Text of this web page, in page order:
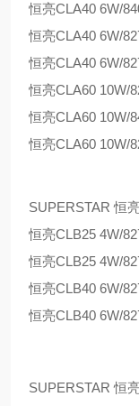
恒亮CLA40 6W/
恒亮CLA40 6W/
恒亮CLA40 6W/
恒亮CLA60 10W/
恒亮CLA60 10W/
恒亮CLA60 10W/
SUPERSTAR 恒
恒亮CLB25 4W/
恒亮CLB25 4W/
恒亮CLB40 6W/
恒亮CLB40 6W/
SUPERSTAR 恒